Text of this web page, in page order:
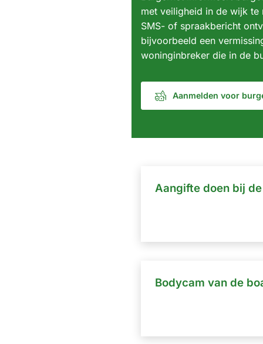
met veiligheid in de wijk te
SMS- of spraakbericht
bijvoorbeeld een
woninginbreker die in de
Aanmelden voor
(Verwijst
externe
Aangifte doen bij
Bodycam van de